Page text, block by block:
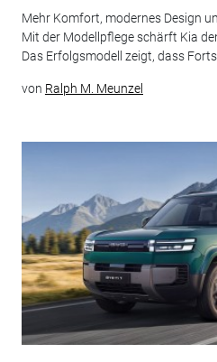
Mehr Komfort, modernes Design
Mit der Modellpflege schärft Kia
Das Erfolgsmodell zeigt, dass
von Ralph M. Meunzel